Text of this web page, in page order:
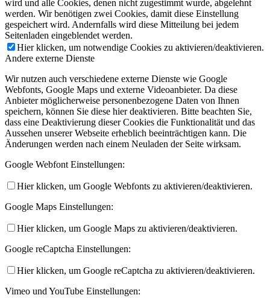
wird und alle Cookies, denen nicht zugestimmt wurde, abgelehnt
werden. Wir benötigen zwei Cookies, damit diese Einstellung
gespeichert wird. Andernfalls wird diese Mitteilung bei jedem
Seitenladen eingeblendet werden.
Hier klicken, um notwendige Cookies zu aktivieren/deaktivieren.
Andere externe Dienste
Wir nutzen auch verschiedene externe Dienste wie Google
Webfonts, Google Maps und externe Videoanbieter. Da diese
Anbieter möglicherweise personenbezogene Daten von Ihnen
speichern, können Sie diese hier deaktivieren. Bitte beachten Sie,
dass eine Deaktivierung dieser Cookies die Funktionalität und das
Aussehen unserer Webseite erheblich beeinträchtigen kann. Die
Änderungen werden nach einem Neuladen der Seite wirksam.
Google Webfont Einstellungen:
Hier klicken, um Google Webfonts zu aktivieren/deaktivieren.
Google Maps Einstellungen:
Hier klicken, um Google Maps zu aktivieren/deaktivieren.
Google reCaptcha Einstellungen:
Hier klicken, um Google reCaptcha zu aktivieren/deaktivieren.
Vimeo und YouTube Einstellungen: